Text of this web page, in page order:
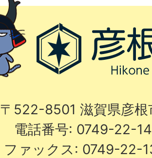
〒522-8501 滋賀県彦
電話番号: 0749-22-
ファックス: 0749-22-